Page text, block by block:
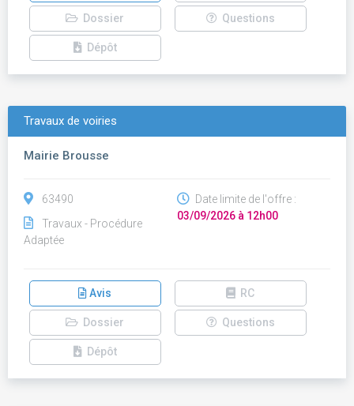
Dossier Questions
Dépôt
Travaux de voiries
Mairie Brousse
63490
Travaux - Procédure
Adaptée
Date limite de l'offre :
03/09/2026 à 12h00
Avis RC
Dossier Questions
Dépôt